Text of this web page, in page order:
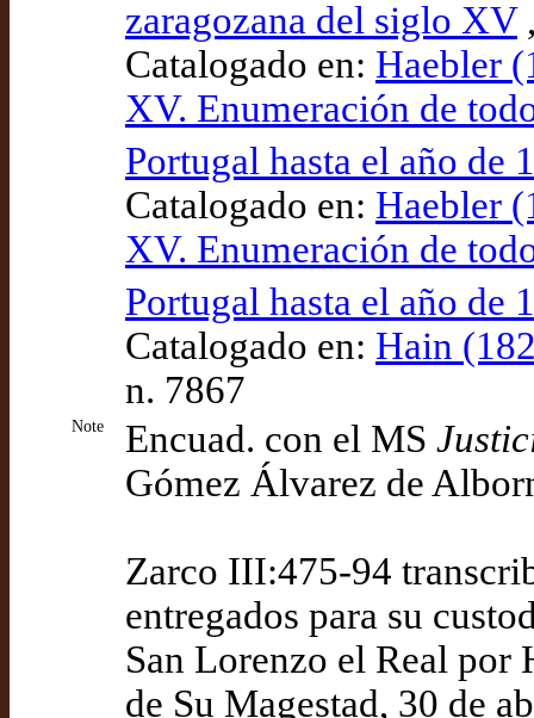
zaragozana del siglo XV
Catalogado en: Haebler
XV. Enumeración de
Portugal hasta el año de
Catalogado en: Haebler
XV. Enumeración de
Portugal hasta el año de
Catalogado en: Hain
n. 7867
Note Encuad. con el MS
Gómez Álvarez de
Zarco III:475-94
entregados para su
San Lorenzo el Real por
de Su Magestad, 30 de